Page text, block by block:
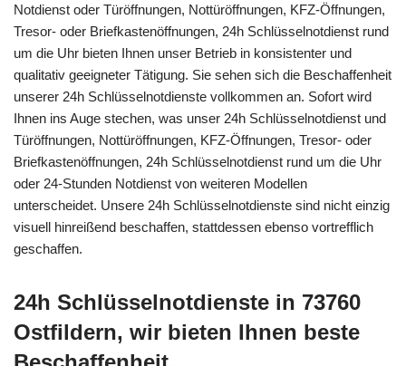
Notdienst oder Türöffnungen, Nottüröffnungen, KFZ-Öffnungen,
Tresor- oder Briefkastenöffnungen, 24h Schlüsselnotdienst rund
um die Uhr bieten Ihnen unser Betrieb in konsistenter und
qualitativ geeigneter Tätigung. Sie sehen sich die Beschaffenheit
unserer 24h Schlüsselnotdienste vollkommen an. Sofort wird
Ihnen ins Auge stechen, was unser 24h Schlüsselnotdienst und
Türöffnungen, Nottüröffnungen, KFZ-Öffnungen, Tresor- oder
Briefkastenöffnungen, 24h Schlüsselnotdienst rund um die Uhr
oder 24-Stunden Notdienst von weiteren Modellen
unterscheidet. Unsere 24h Schlüsselnotdienste sind nicht einzig
visuell hinreißend beschaffen, stattdessen ebenso vortrefflich
geschaffen.
24h Schlüsselnotdienste in 73760
Ostfildern, wir bieten Ihnen beste